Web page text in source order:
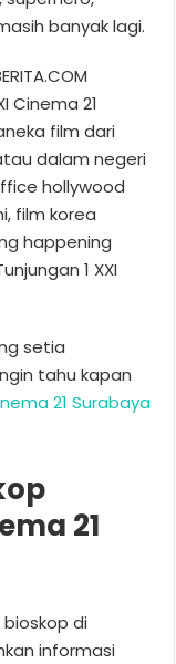
banyak lagi.
Cinema 21
film dari
dalam negeri
hollywood
film korea
happening
1 XXI
setia
tahu kapan
21 Surabaya
21
di
informasi